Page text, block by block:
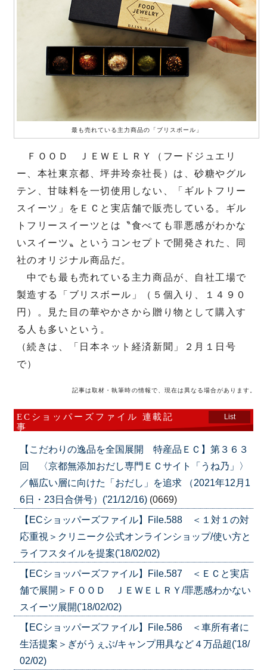
最も売れている主力商品の「ブリスボール」
ＦＯＯＤ ＪＥＷＥＬＲＹ（フードジュエリ
ー、本社東京都、坪井玲奈社長）は、砂糖やグル
テン、甘味料を一切使用しない、「ギルトフリー
スイーツ」をＥＣと実店舗で販売している。ギル
トフリースイーツとは〝食べても罪悪感がわかな
いスイーツ〟というコンセプトで開発された、同
社のオリジナル商品だ。
中でも最も売れている主力商品が、自社工場で
製造する「ブリスボール」（５個入り、１４９０
円）。見た目の華やかさから贈り物として購入す
る人も多いという。
（続きは、「日本ネット経済新聞」２月１日号
で）
記事は取材・執筆時の情報で、現在は異なる場合があります。
ECショッパーズファイル 連載記
事
List
【こだわりの逸品を全国展開 特産品ＥＣ】第３６３
回 〈京都無添加おだし専門ＥＣサイト「うね乃」〉
／幅広い層に向けた「おだし」を追求 （2021年12月1
6日・23日合併号）('21/12/16) (0669)
【ECショッパーズファイル】File.588 ＜１対１の対
応重視＞クリニーク公式オンラインショップ/使い方と
ライフスタイルを提案('18/02/02)
【ECショッパーズファイル】File.587 ＜ＥＣと実店
舗で展開＞ＦＯＯＤ ＪＥＷＥＬＲＹ/罪悪感わかない
スイーツ展開('18/02/02)
【ECショッパーズファイル】File.586 ＜車所有者に
生活提案＞ぎがうぇぶ/キャンプ用具など４万品超('18/
02/02)